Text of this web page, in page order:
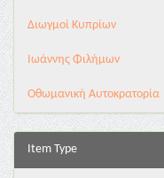
Διωγμοί Κυπρίων
Ιωάννης Φιλήμων
Οθωμανική Αυτοκρατορία
Item Type